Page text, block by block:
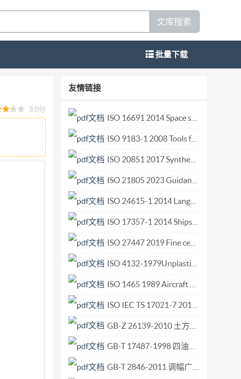
文库搜索
批量下载
test method for density of a sheet gasket
准化管理委员会 GB/T 22308—2008 前言 本标
等同翻译ASTMF1315-00(2006确认）。 与
参考”； 第2章标题用“规范性引用文件”代替
协会ASTM标准“F104”标准正文中也相应 进行
全国非金属矿产品及制品标准化技术委员会
海山密封材料有限公司、成都市天府垫片有限
本标准主要起草人：侯立兵、施中堂、杨建
3.0分
友情链接
ISO 16691 2014 Space systems — Thermal control coatings for spacecraft — General requirements.pdf
ISO 9183-1 2008 Tools for pressing — Wear plates for press dies — Part 1 Type A.pdf
ISO 20851 2017 Synthetic rubber latex — Examination for microorganisms.pdf
ISO 21805 2023 Guidance and recommendations on design selection and installation of vents to safeguard the structural integrity of enclosures protected by gaseous fire-extinguishing systems.pdf
ISO 24615-1 2014 Language resource management — Syntactic annotation framework (SynAF) — Part 1 Syntactic model.pdf
ISO 17357-1 2014 Ships and marine technology — Floating pneumatic rubber fenders — Part 1 High pressure.pdf
ISO 27447 2019 Fine ceramics (advanced ceramics advanced technical ceramics) Test method for antibacterial activity of semiconducting photocatalytic materials.pdf
ISO 4132-1979Unplasticized polyvinyl chloride (pvc) and metal adaptor fittings for pipes under press.pdf
ISO 1465 1989 Aircraft — Liquid oxygen replenishment couplings — Mating dimensions.pdf
ISO IEC TS 17021-7 2014 Conformity assessment — Requirements for bodies providing.pdf
GB-Z 26139-2010 土方机械 驾乘式机器暴露于全身振动的评价指南 国际协会、组织和制造商所测定协调数据的应用.pdf
GB-T 17487-1998 四油口和五油口液压伺服阀 安装面.pdf
GB-T 2846-2011 调幅广播收音机测量方法.pdf